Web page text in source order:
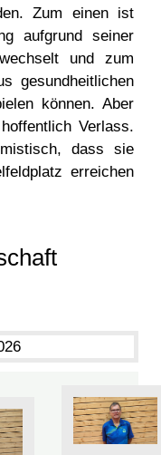
Zum einen ist
aufgrund seiner
und zum
gesundheitlichen
können. Aber
Verlass.
dass sie
erreichen